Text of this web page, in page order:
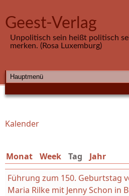
Geest-Verlag
Unpolitisch sein heißt politisch
merken. (Rosa Luxemburg)
HAUPTMENÜ
Sie sind hier
Kalender
Monat Week Tag (aktiver
Jahr
Führung zum 150. Geburtstag
Maria Rilke mit Jenny Schon in